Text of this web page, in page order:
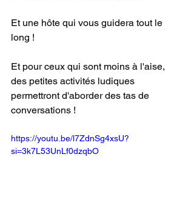
Et une hôte qui vous guidera tout le
long !
Et pour ceux qui sont moins à l'aise,
des petites activités ludiques
permettront d'aborder des tas de
conversations !
https://youtu.be/l7ZdnSg4xsU?
si=3k7L53UnLf0dzqbO